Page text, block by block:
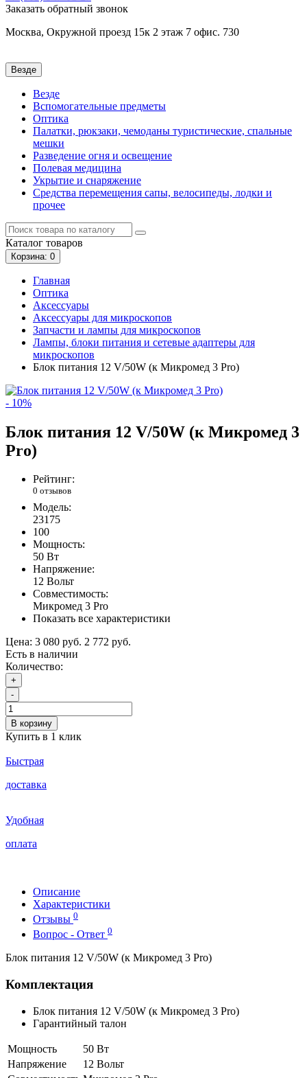
Заказать обратный звонок
Москва, Окружной проезд 15к 2 этаж 7 офис. 730
Везде
Везде
Вспомогательные предметы
Оптика
Палатки, рюкзаки, чемоданы туристические, спальные
мешки
Разведение огня и освещение
Полевая медицина
Укрытие и снаряжение
Средства перемещения сапы, велосипеды, лодки и
прочее
Каталог товаров
Корзина: 0
Главная
Оптика
Аксессуары
Аксессуары для микроскопов
Запчасти и лампы для микроскопов
Лампы, блоки питания и сетевые адаптеры для
микроскопов
Блок питания 12 V/50W (к Микромед 3 Pro)
- 10%
Блок питания 12 V/50W (к Микромед 3
Pro)
Рейтинг:
0 отзывов
Модель:
23175
100
Мощность:
50 Вт
Напряжение:
12 Вольт
Совместимость:
Микромед 3 Pro
Показать все характеристики
Цена: 3 080 руб. 2 772 руб.
Есть в наличии
Количество:
+
-
В корзину
Купить в 1 клик
Быстрая
доставка
Удобная
оплата
Описание
Характеристики
Отзывы 0
Вопрос - Ответ 0
Блок питания 12 V/50W (к Микромед 3 Pro)
Комплектация
Блок питания 12 V/50W (к Микромед 3 Pro)
Гарантийный талон
Мощность
50 Вт
Напряжение
12 Вольт